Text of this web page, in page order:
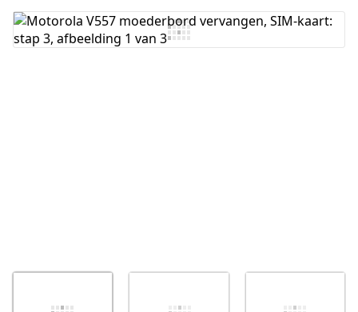
Voeg opmerking toe